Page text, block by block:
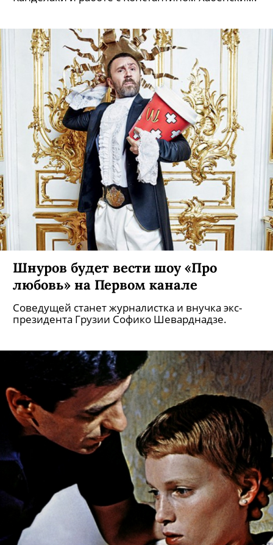
Шнуров будет вести шоу «Про
любовь» на Первом канале
Соведущей станет журналистка и внучка экс-
президента Грузии Софико Шеварднадзе.